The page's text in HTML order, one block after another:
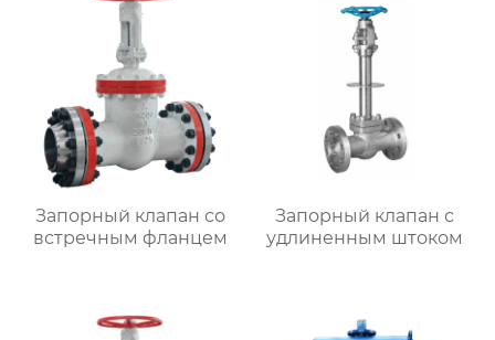
Запорный клапан со
встречным фланцем
Запорный клапан с
удлиненным штоком